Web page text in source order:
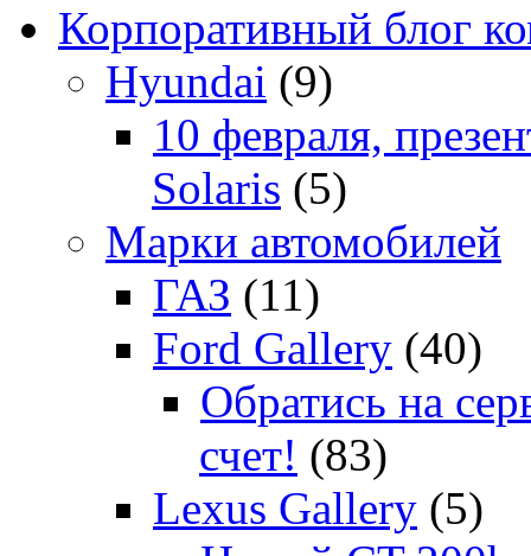
Корпоративный блог
Hyundai (9)
10 февраля,
Solaris (5)
Марки автомобилей
ГАЗ (11)
Ford Gallery (40)
Обратись на
счет! (83)
Lexus Gallery (5)